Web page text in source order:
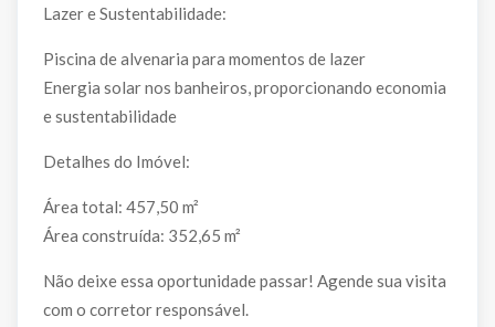
Lazer e Sustentabilidade:
Piscina de alvenaria para momentos de lazer
Energia solar nos banheiros, proporcionando economia
e sustentabilidade
Detalhes do Imóvel:
Área total: 457,50 m²
Área construída: 352,65 m²
Não deixe essa oportunidade passar! Agende sua visita
com o corretor responsável.